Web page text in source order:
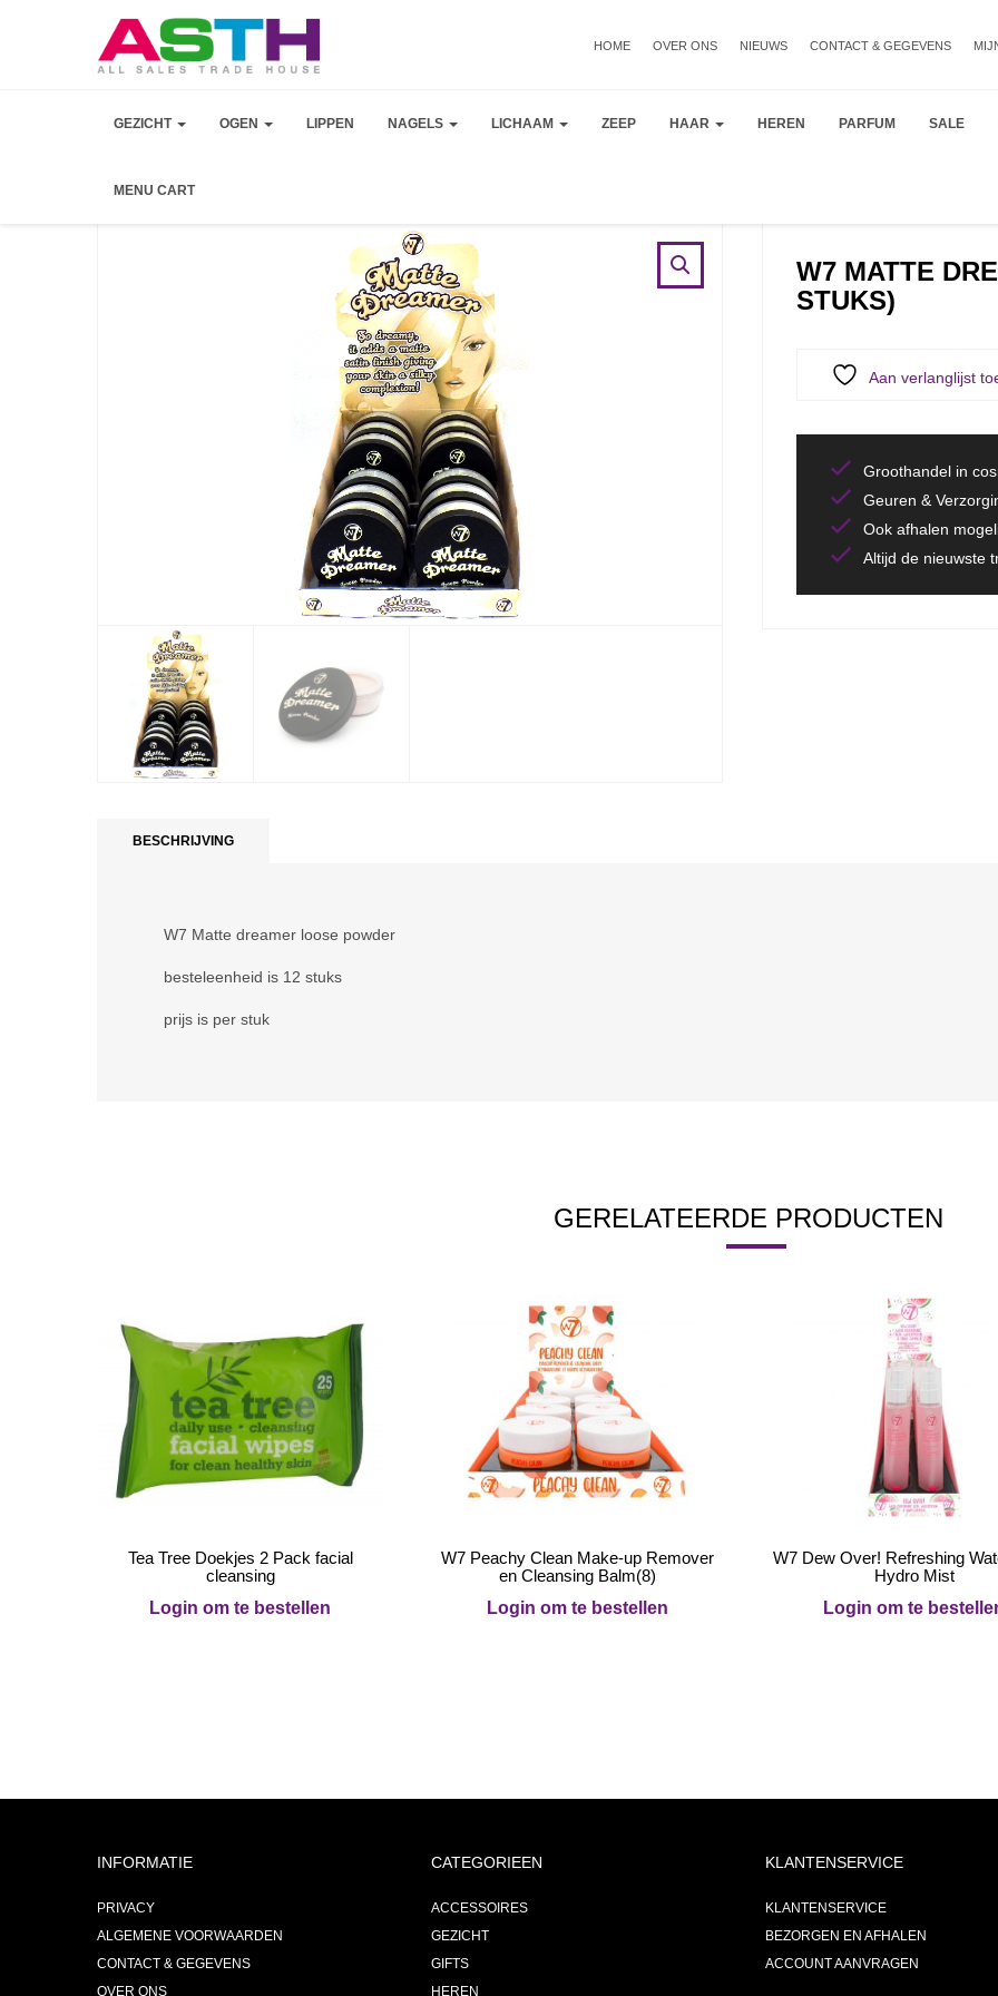
HOME OVER ONS NIEUWS CONTACT & GEGEVENS
GEZICHT OGEN LIPPEN NAGELS LICHAAM ZEEP HAAR HEREN PARFUM SALE
MENU CART
W7 MATTE
STUKS)
Aan verlanglijst
Groothandel in
Geuren &
Ook afhalen
Altijd de nieuwste
BESCHRIJVING
W7 Matte dreamer loose powder
besteleenheid is 12 stuks
prijs is per stuk
GERELATEERDE PRODUCTEN
Tea Tree Doekjes 2 Pack facial
cleansing
Login om te bestellen
W7 Peachy Clean Make-up Remover
en Cleansing Balm(8)
Login om te bestellen
W7 Dew Over! Refreshing
Hydro Mist
Login om te
INFORMATIE
PRIVACY
ALGEMENE VOORWAARDEN
CONTACT & GEGEVENS
OVER ONS
CATEGORIEEN
ACCESSOIRES
GEZICHT
GIFTS
HEREN
KLANTENSERVICE
KLANTENSERVICE
BEZORGEN EN AFHALEN
ACCOUNT AANVRAGEN